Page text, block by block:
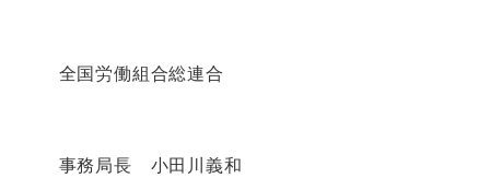
全国労働組合総連合
事務局長 小田川義和